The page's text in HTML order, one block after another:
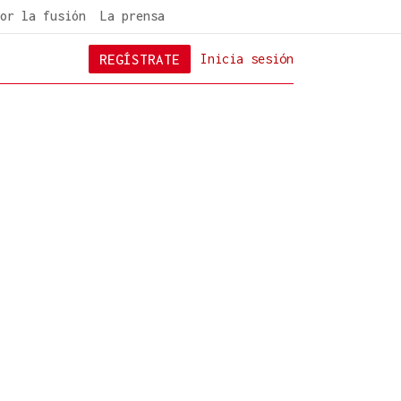
la fusión La prensa
Inicia sesión
REGÍSTRATE